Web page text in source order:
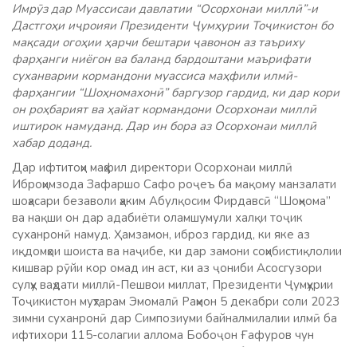
Имрӯз дар Муассисаи давлатии “Осорхонаи миллӣ”-и
Дастгоҳи иҷроияи Президенти Ҷумҳурии Тоҷикистон бо
мақсади огоҳии ҳарчи бештари ҷавонон аз таъриху
фарҳанги ниёгон ва баланд бардоштани маърифати
суханварии кормандони муассиса маҳфили илмӣ-
фарҳангии “Шоҳномахонӣ” баргузор гардид, ки дар кори
он роҳбарият ва ҳайат кормандони Осорхонаи миллӣ
иштирок намуданд. Дар ин бора аз Осорхонаи миллӣ
хабар доданд.
Дар ифтитоҳи маҳфил директори Осорхонаи миллӣ
Иброҳимзода Зафаршо Сафо роҷеъ ба мақому манзалати
шоҳасари безаволи ҳаким Абулқосим Фирдавсӣ “Шоҳнома”
ва нақши он дар адабиёти оламшумули халқи тоҷик
суханронӣ намуд. Ҳамзамон, иброз гардид, ки яке аз
иқдомҳои шоиста ва наҷибе, ки дар замони соҳибистиқлолии
кишвар рӯйи кор омад ин аст, ки аз ҷониби Асосгузори
сулҳу ваҳдати миллӣ-Пешвои миллат, Президенти Ҷумҳурии
Тоҷикистон муҳтарам Эмомалӣ Раҳмон 5 декабри соли 2023
зимни суханронӣ дар Симпозиуми байналмилалии илмӣ ба
ифтихори 115-солагии аллома Бобоҷон Ғафуров чун